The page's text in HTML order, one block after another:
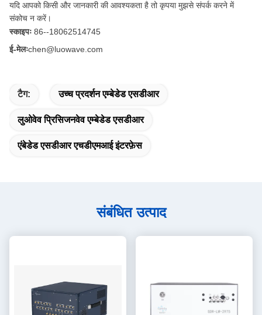
यदि आपको किसी और जानकारी की आवश्यकता है तो कृपया मुझसे संपर्क करने में
संकोच न करें।
स्काइपः 86--18062514745
ई-मेलःchen@luowave.com
टैग: उच्च प्रदर्शन एम्बेडेड एसडीआर
लुओवेव प्रिसिजनवेव एम्बेडेड एसडीआर
एंबेडेड एसडीआर एचडीएमआई इंटरफ़ेस
संबंधित उत्पाद